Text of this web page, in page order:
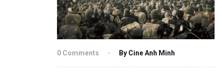
0 Comments By Cine Anh Minh